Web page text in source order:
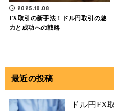
2025.10.08
FX取引の新手法！ドル円取引の魅
力と成功への戦略
最近の投稿
ドル円FX